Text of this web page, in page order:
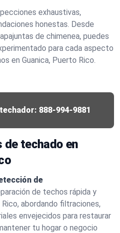
exhaustivas,
honestas. Desde
de chimenea, puedes
para cada aspecto
en Guanica, Puerto Rico.
888-994-9881
techado en
de
de techos rápida y
abordando filtraciones,
envejecidos para restaurar
tu hogar o negocio